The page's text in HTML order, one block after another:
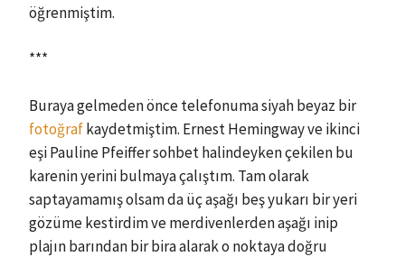
öğrenmiştim.
***
Buraya gelmeden önce telefonuma siyah beyaz bir
fotoğrafkaydetmiştim. Ernest Hemingway ve ikinci
eşi Pauline Pfeiffer sohbet halindeyken çekilen bu
karenin yerini bulmaya çalıştım. Tam olarak
saptayamamış olsam da üç aşağı beş yukarı bir yeri
gözüme kestirdim ve merdivenlerden aşağı inip
plajın barından bir bira alarak o noktaya doğru